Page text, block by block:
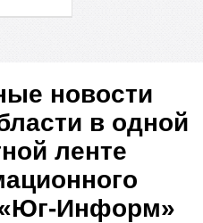
новости
в одной
ленте
«Юг-Информ»